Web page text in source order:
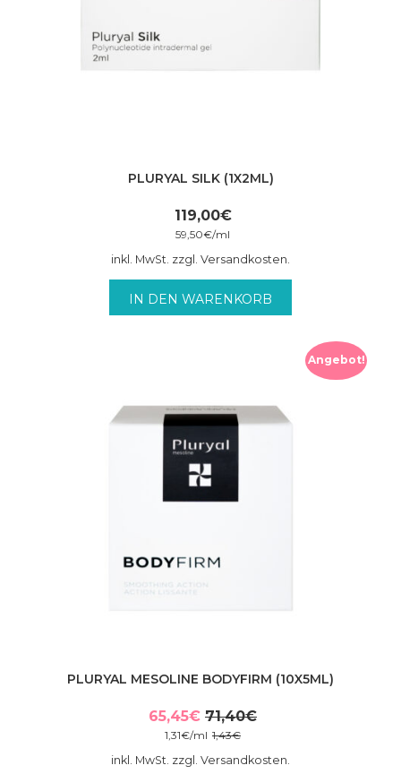
PLURYAL SILK (1X2ML)
119,00€
59,50€/ml
inkl. MwSt. zzgl. Versandkosten.
IN DEN WARENKORB
Angebot!
PLURYAL MESOLINE BODYFIRM (10X5ML)
71,40€
Ursprünglicher
war:
65,45€
Aktueller
ist:
1,43€
1,31€/ml
inkl. MwSt. zzgl. Versandkosten.